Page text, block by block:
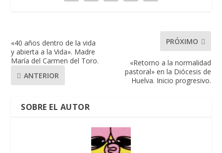
«40 años dentro de la vida
y abierta a la Vida». Madre
María del Carmen del Toro.
ANTERIOR
PRÓXIMO
«Retorno a la normalidad
pastoral» en la Diócesis de
Huelva. Inicio progresivo.
SOBRE EL AUTOR